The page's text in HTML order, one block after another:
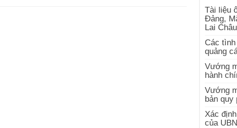
Tài liệu
Đảng,
Lai
Các
quảng
Vướng
hành
Vướng
bản quy
Xác
của